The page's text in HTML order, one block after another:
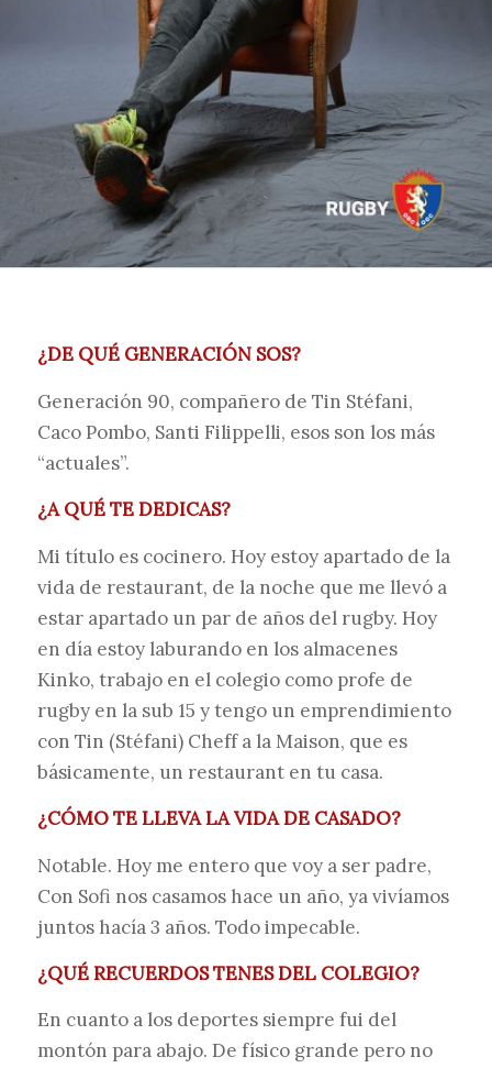
¿DE QUÉ GENERACIÓN SOS?
Generación 90, compañero de Tin Stéfani,
Caco Pombo, Santi Filippelli, esos son los más
“actuales”.
¿A QUÉ TE DEDICAS?
Mi título es cocinero. Hoy estoy apartado de la
vida de restaurant, de la noche que me llevó a
estar apartado un par de años del rugby. Hoy
en día estoy laburando en los almacenes
Kinko, trabajo en el colegio como profe de
rugby en la sub 15 y tengo un emprendimiento
con Tin (Stéfani) Cheff a la Maison, que es
básicamente, un restaurant en tu casa.
¿CÓMO TE LLEVA LA VIDA DE CASADO?
Notable. Hoy me entero que voy a ser padre,
Con Sofi nos casamos hace un año, ya vivíamos
juntos hacía 3 años. Todo impecable.
¿QUÉ RECUERDOS TENES DEL COLEGIO?
En cuanto a los deportes siempre fui del
montón para abajo. De físico grande pero no